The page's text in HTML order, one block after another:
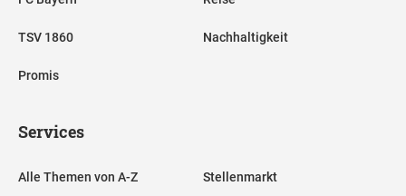
TSV 1860
Promis
Nachhaltigkeit
Services
Alle Themen von A-Z Stellenmarkt